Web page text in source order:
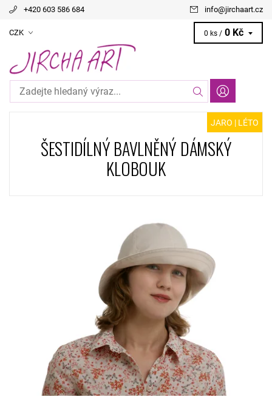
+420 603 586 684 info@jirchaart.cz
CZK 0 ks / 0 Kč
JARO | LÉTO
ŠESTIDÍLNÝ BAVLNĚNÝ DÁMSKÝ
KLOBOUK